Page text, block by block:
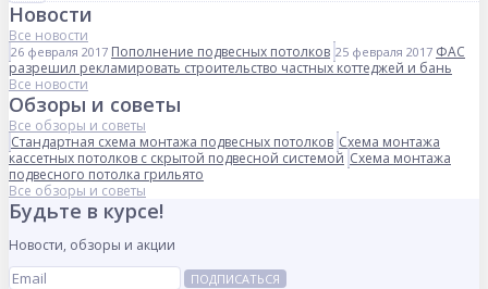
Новости
Все новости
26 февраля 2017 Пополнение подвесных потолков 25 февраля 2017 ФАС
разрешил рекламировать строительство частных коттеджей и бань
Все новости
Обзоры и советы
Все обзоры и советы
Стандартная схема монтажа подвесных потолков Схема монтажа
кассетных потолков с скрытой подвесной системой Схема монтажа
подвесного потолка грильято
Все обзоры и советы
Будьте в курсе!
Новости, обзоры и акции
ПОДПИСАТЬСЯ